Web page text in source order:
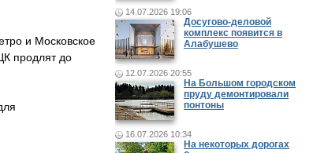
и Московское
продлят до
14.07.2026 19:06
Досугово-деловой
комплекс появится в
Алабушево
12.07.2026 20:55
На Большом городском
пруду демонтировали
понтоны
16.07.2026 10:34
На некоторых дорогах